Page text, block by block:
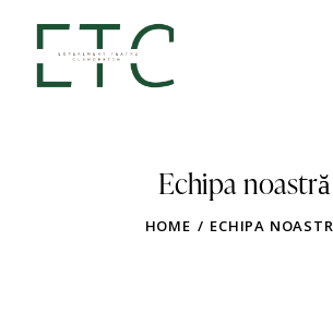
Echipa noastră
HOME ECHIPA